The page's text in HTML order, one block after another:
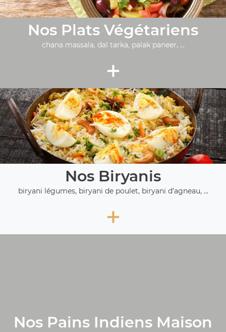
Nos Plats Végétariens
chana massala, dal tarka, palak paneer, ...
+
Nos Biryanis
biryani légumes, biryani de poulet, biryani d'agneau, ...
+
Nos Pains Indiens Maison